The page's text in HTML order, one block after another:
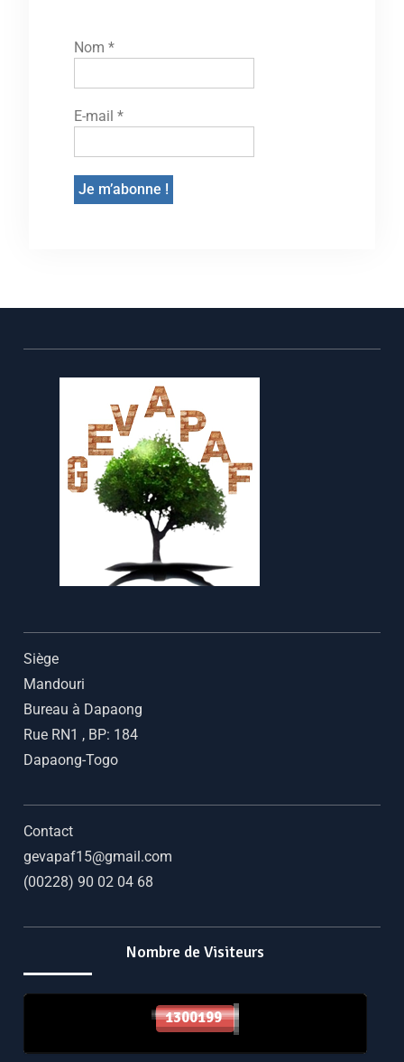
Nom *
E-mail *
Siège
Mandouri
Bureau à Dapaong
Rue RN1 , BP: 184
Dapaong-Togo
Contact
gevapaf15@gmail.com
(00228) 90 02 04 68
Nombre de Visiteurs
1300199
1300199